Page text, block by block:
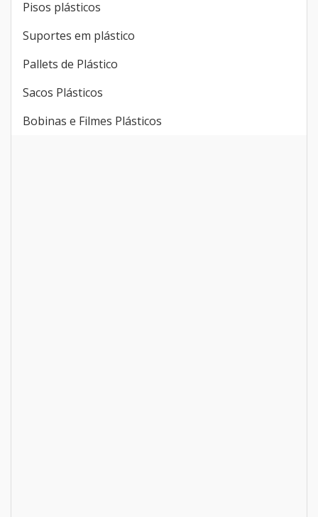
Pisos plásticos
Suportes em plástico
Pallets de Plástico
Sacos Plásticos
Bobinas e Filmes Plásticos